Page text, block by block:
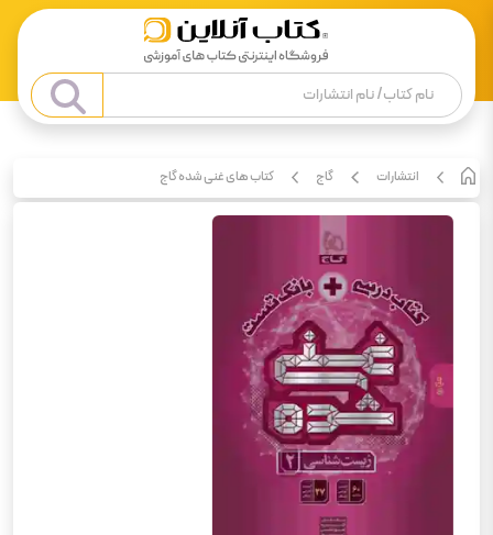
انتشارات گاج کتاب های غنی شده گاج